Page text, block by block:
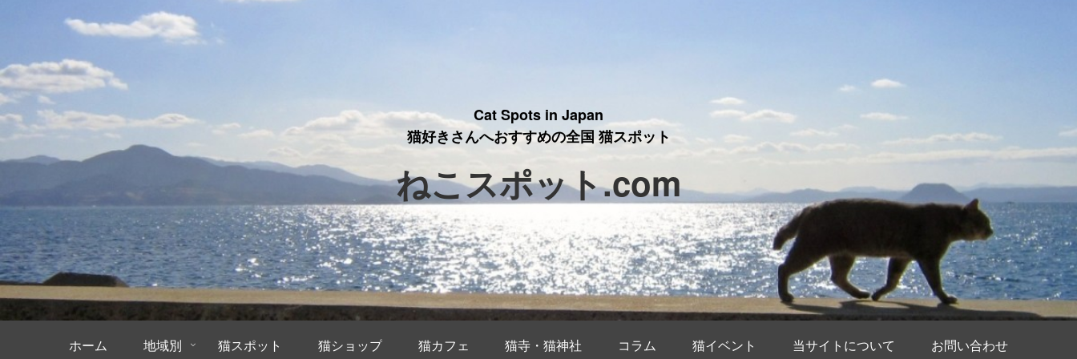
Cat Spots in Japan
猫好きさんへおすすめの全国 猫スポット
ねこスポット.com
ホーム 地域別 猫スポット 猫ショップ 猫カフェ 猫寺・猫神社 コラム 猫イベント 当サイトについて お問い合わせ